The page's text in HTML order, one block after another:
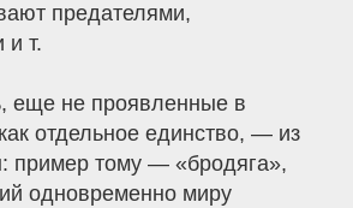
предателями,
и т.
еще не проявленные в
отдельное единство, — из
пример тому — «бродяга»,
одновременно миру